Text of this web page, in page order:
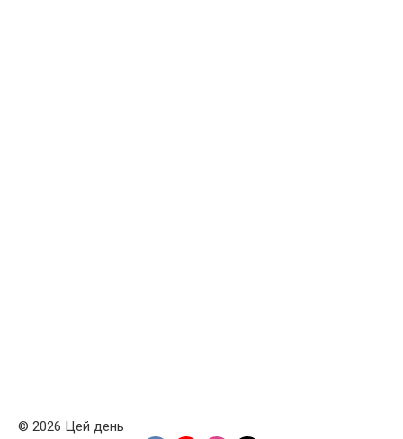
© 2026 Цей день